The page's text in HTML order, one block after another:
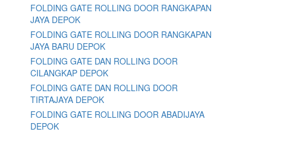
FOLDING GATE ROLLING DOOR RANGKAPAN
JAYA DEPOK
FOLDING GATE ROLLING DOOR RANGKAPAN
JAYA BARU DEPOK
FOLDING GATE DAN ROLLING DOOR
CILANGKAP DEPOK
FOLDING GATE DAN ROLLING DOOR
TIRTAJAYA DEPOK
FOLDING GATE ROLLING DOOR ABADIJAYA
DEPOK